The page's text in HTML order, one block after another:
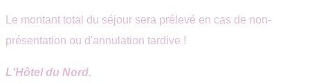
Le montant total du séjour sera prélevé en cas de non-
présentation ou d'annulation tardive !
L'Hôtel du Nord.